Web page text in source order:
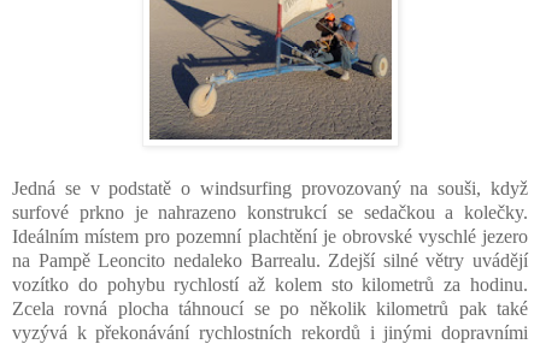
Jedná se v podstatě o windsurfing provozovaný na souši, když
surfové prkno je nahrazeno konstrukcí se sedačkou a kolečky.
Ideálním místem pro pozemní plachtění je obrovské vyschlé jezero
na Pampě Leoncito nedaleko Barrealu. Zdejší silné větry uvádějí
vozítko do pohybu rychlostí až kolem sto kilometrů za hodinu.
Zcela rovná plocha táhnoucí se po několik kilometrů pak také
vyzývá k překonávání rychlostních rekordů i jinými dopravními